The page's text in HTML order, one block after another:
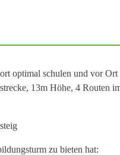
optimal schulen und vor Ort
13m Höhe, 4 Routen
zu bieten hat: